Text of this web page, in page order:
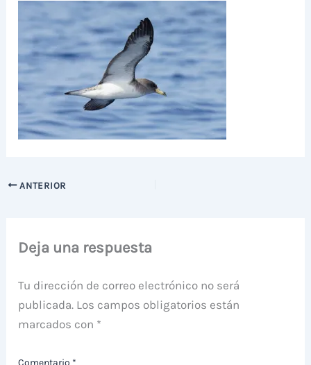
ANTERIOR
Deja una respuesta
Tu dirección de correo electrónico no será
publicada. Los campos obligatorios están
marcados con *
Comentario *